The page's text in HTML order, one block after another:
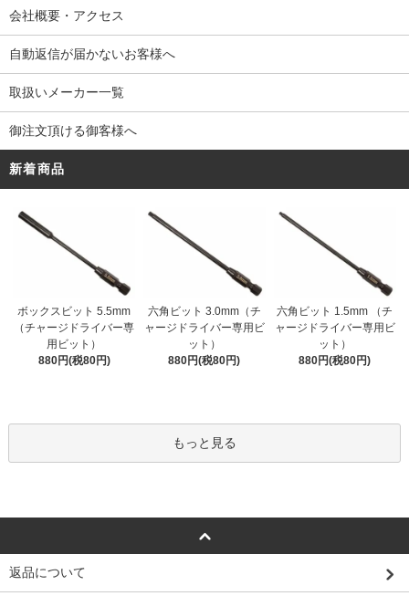
会社概要・アクセス
自動返信が届かないお客様へ
取扱いメーカー一覧
御注文頂ける御客様へ
新着商品
ボックスビット 5.5mm
（チャージドライバー専
用ビット）
880円(税80円)
六角ビット 3.0mm（チ
ャージドライバー専用ビ
ット）
880円(税80円)
六角ビット 1.5mm （チ
ャージドライバー専用ビ
ット）
880円(税80円)
もっと見る
返品について